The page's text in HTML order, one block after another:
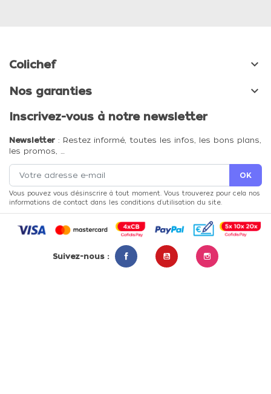
Colichef 
Nos garanties 
Inscrivez-vous à notre newsletter
Newsletter : Restez informé, toutes les infos, les bons plans,
les promos, …
Vous pouvez vous désinscrire à tout moment. Vous trouverez pour cela nos
informations de contact dans les conditions d'utilisation du site.
Suivez-nous :
FacebookYouTubeInstagram